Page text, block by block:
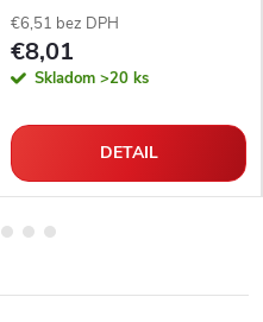
€6,51 bez DPH
€8,01
Skladom >20 ks
DETAIL